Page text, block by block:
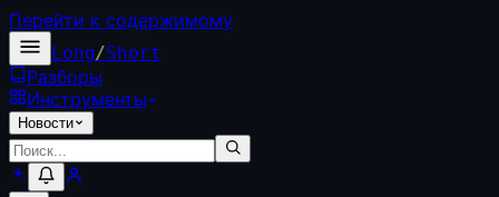
Перейти к содержимому
Long/Short
Разборы
Инструменты
Новости